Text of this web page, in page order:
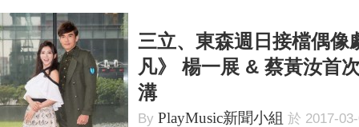
三立、東森週日接檔偶像
凡》 楊一展 & 蔡黃汝首
溝
By PlayMusic新聞小組 於 2017-